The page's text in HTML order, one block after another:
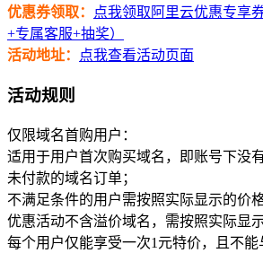
优惠券领取：
点我领取阿里云优惠专享
+专属客服+抽奖）
活动地址：
点我查看活动页面
活动规则
仅限域名首购用户：
适用于用户首次购买域名，即账号下没
未付款的域名订单；
不满足条件的用户需按照实际显示的价格
优惠活动不含溢价域名，需按照实际显
每个用户仅能享受一次1元特价，且不